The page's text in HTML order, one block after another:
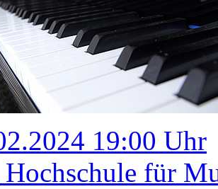
19:00 Uhr
Hochschule für